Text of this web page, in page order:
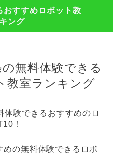
すすめロボット教
ング
無料体験できる
教室ランキング
の無料体験できるロボ